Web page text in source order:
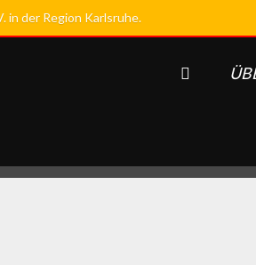
in der Region Karlsruhe.